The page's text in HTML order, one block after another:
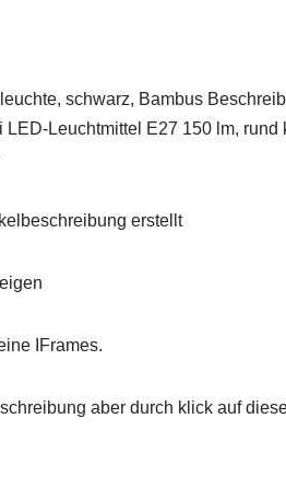
schwarz, Bambus
LED-Leuchtmittel E27 150 lm,
erstellt
IFrames.
aber durch klick auf